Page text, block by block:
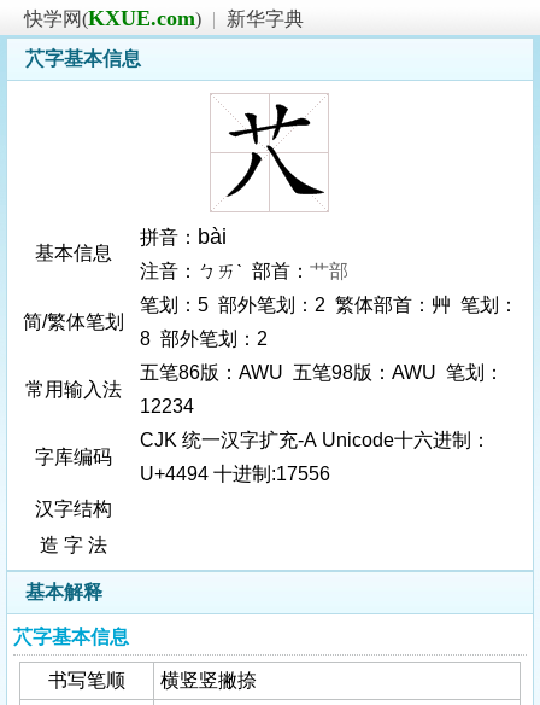
快学网(KXUE.com) |
新华字典
䒔字基本信息
基本信息
拼音： bài
注音：ㄅㄞˋ 部首： 艹部
简/繁体笔划
笔划：5 部外笔划：2 繁体部首：艸 笔划：
8 部外笔划：2
常用输入法
五笔86版：AWU 五笔98版：AWU 笔划：
12234
字库编码
CJK 统一汉字扩充-A Unicode十六进制：
U+4494 十进制:17556
汉字结构
造 字 法
基本解释
䒔字基本信息
书写笔顺 横竖竖撇捺